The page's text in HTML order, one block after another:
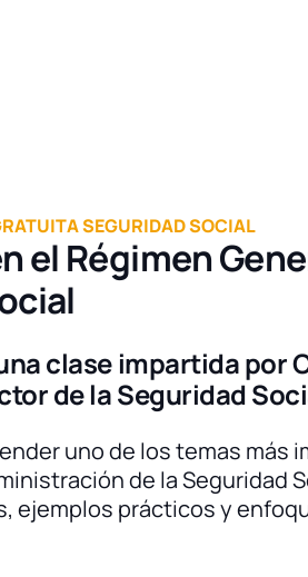
SEGURIDAD SOCIAL
el Régimen
clase impartida por
de la Seguridad
uno de los temas más
de la Seguridad
ejemplos prácticos y